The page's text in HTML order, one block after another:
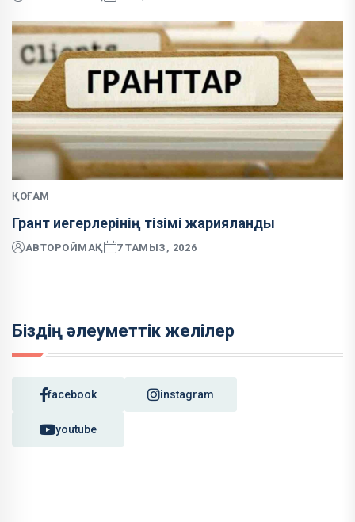
ҚОҒАМ
Грант иегерлерінің тізімі жарияланды
АВТОРОЙМАҚ 7 ТАМЫЗ, 2026
Біздің әлеуметтік желілер
facebook instagram
youtube